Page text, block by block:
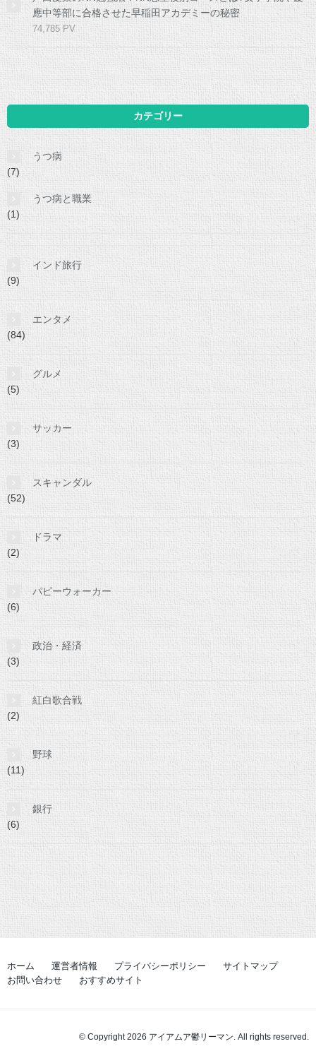
應中等部に合格させた早稲田アカデミーの秘密
74,785 PV
カテゴリー
うつ病
(7)
うつ病と職業
(1)
インド旅行
(9)
エンタメ
(84)
グルメ
(5)
サッカー
(3)
スキャンダル
(52)
ドラマ
(2)
パピーウォーカー
(6)
政治・経済
(3)
紅白歌合戦
(2)
野球
(11)
銀行
(6)
ホーム 運営者情報 プライバシーポリシー
サイトマップ
お問い合わせ
おすすめサイト
© Copyright 2026 アイアムア鬱リーマン. All rights reserved.